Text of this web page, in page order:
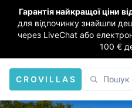
Гарантія найкращої ціни
для відпочинку знайшли
через LiveChat або
100 €
CROVILLAS